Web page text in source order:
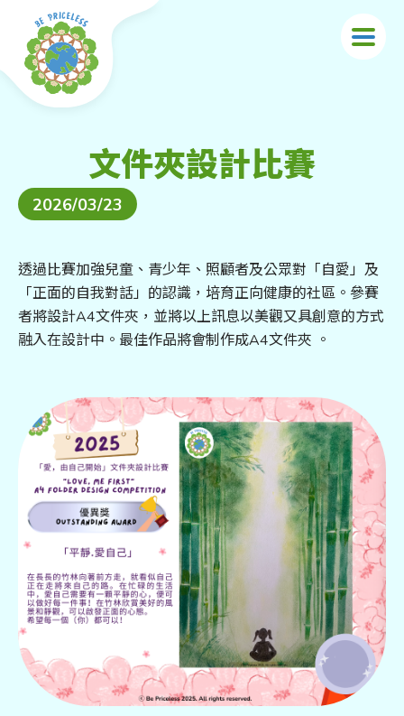
移至主內容
文件夾設計比賽
2026/03/23
透過比賽加強兒童、青少年、照顧者及公眾對「自愛」及
「正面的自我對話」的認識，培育正向健康的社區。參賽
者將設計A4文件夾，並將以上訊息以美觀又具創意的方式
融入在設計中。最佳作品將會制作成A4文件夾 。